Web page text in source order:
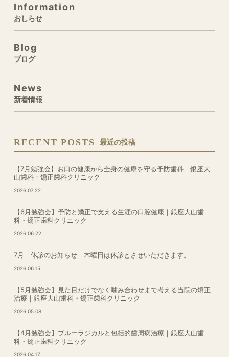
Information
おしらせ
Blog
ブログ
News
新着情報
RECENT POSTS 最近の投稿
【7月勉強会】お口の健康から全身の健康を守る予防歯科｜銀座大
山歯科・矯正歯科クリニック
2026.07.22
【6月勉強会】予防と矯正で支える生涯の口腔健康｜銀座大山歯
科・矯正歯科クリニック
2026.06.22
7月 休診のお知らせ 木曜日は休診とさせいただきます。
2026.06.15
【5月勉強会】見た目だけでなく噛み合わせまで考える当院の矯正
治療｜銀座大山歯科・矯正歯科クリニック
2026.05.08
【4月勉強会】ブルーラジカルと包括的歯周病治療｜銀座大山歯
科・矯正歯科クリニック
2026.04.17